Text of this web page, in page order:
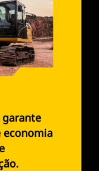
garante
economia